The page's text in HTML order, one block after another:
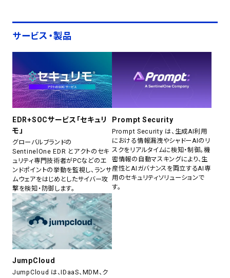
サービス・製品
EDR+SOCサービス「セキュリ
モ」
グローバルブランドの
SentinelOne EDR とアクトのセキ
ュリティ専門技術者がPCなどのエ
ンドポイントの挙動を監視し、ランサ
ムウェアをはじめとしたサイバー攻
撃を検知・防御します。
Prompt Security
Prompt Security は、生成AI利用
における情報漏洩やシャドーAIのリ
スクをリアルタイムに検知・制御。機
密情報の自動マスキングにより、生
産性とAIガバナンスを両立するAI専
用のセキュリティソリューションで
す。
JumpCloud
JumpCloud は、IDaaS、MDM、ク